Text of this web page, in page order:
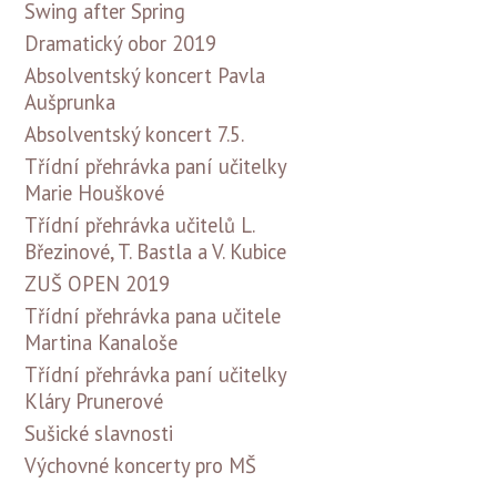
Swing after Spring
Dramatický obor 2019
Absolventský koncert Pavla
Aušprunka
Absolventský koncert 7.5.
Třídní přehrávka paní učitelky
Marie Houškové
Třídní přehrávka učitelů L.
Březinové, T. Bastla a V. Kubice
ZUŠ OPEN 2019
Třídní přehrávka pana učitele
Martina Kanaloše
Třídní přehrávka paní učitelky
Kláry Prunerové
Sušické slavnosti
Výchovné koncerty pro MŠ